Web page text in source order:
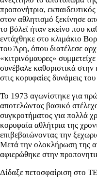
προπονήτρια,
στον αθλητισμό ξεκίνησε
το βόλεϊ ήταν εκείνο που
εντάχθηκε στο κλιμάκιο
του Άρη, όπου διατέλεσε
«κιτρινόμαυρες»
συνέβαλε καθοριστικά
στις κορυφαίες δυνάμεις
Το 1973 αγωνίστηκε για
αποτελώντας βασικό
συγκροτήματος για πολλά
κορυφαία αθλήτρια της
επιβεβαιώνοντας την
Μετά την ολοκλήρωση της
αφιερώθηκε στην
Δίδαξε πετοσφαίριση στο